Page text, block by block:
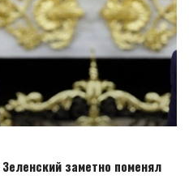
заметно поменял